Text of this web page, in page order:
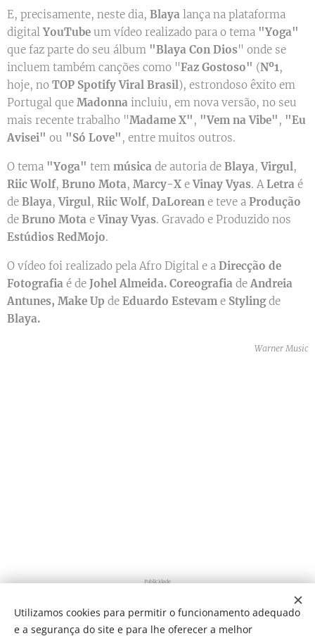
E, precisamente, neste dia, Blaya lança na plataforma
digitalYouTube um vídeo realizado para o tema "Yoga"
que faz parte do seu álbum "Blaya Con Dios" onde se
incluem também canções como "Faz Gostoso" (Nº1,
hoje, no TOP Spotify Viral Brasil), estrondoso êxito em
Portugal que Madonna incluiu, em nova versão, no seu
mais recente trabalho "Madame X" , "Vem na Vibe" , "Eu
Avisei" ou "Só Love" , entre muitos outros.
O tema "Yoga" tem música de autoria de Blaya,Virgul,
Riic Wolf, Bruno Mota, Marcy-X eVinay Vyas. ALetra é
de Blaya,Virgul, Riic Wolf, DaLorean e teve a Produção
de Bruno Mota eVinay Vyas. Gravado e Produzido nos
Estúdios RedMojo.
O vídeo foi realizado pela Afro Digital e a Direcção de
Fotografia é de Johel Almeida. Coreografia deAndreia
Antunes, Make Up de Eduardo Estevam e Stylingde
Blaya.
Warner Music
Publicidade
Share
Utilizamos cookies para permitir o funcionamento adequado
e a segurança do site e para lhe oferecer a melhor